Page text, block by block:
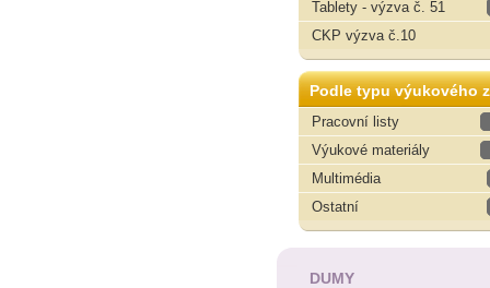
Tablety - výzva č. 51
CKP výzva č.10
Podle typu výukového
Pracovní listy
Výukové materiály
Multimédia
Ostatní
DUMY